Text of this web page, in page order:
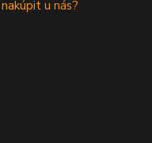
u nás?